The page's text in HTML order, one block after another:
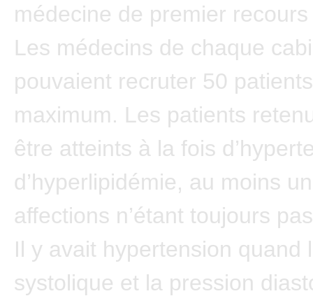
médecine de premier
Les médecins de chaque
pouvaient recruter 50
maximum. Les patients
être atteints à la fois
d’hyperlipidémie, au moins
affections n’étant toujours
Il y avait hypertension quand
systolique et la pression